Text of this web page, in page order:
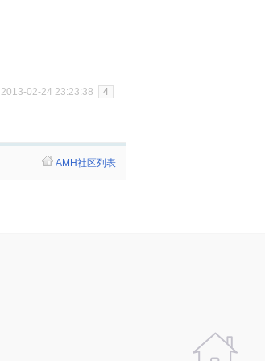
2013-02-24 23:23:38 4
AMH社区列表